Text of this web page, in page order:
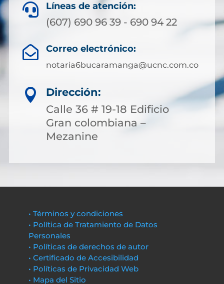
 Líneas de atención:
(607) 690 96 39 - 690 94 22
 Correo electrónico:
notaria6bucaramanga@ucnc.com.co

Dirección:
Calle 36 # 19-18 Edificio
Gran colombiana –
Mezanine
• Términos y condiciones
• Política de Tratamiento de Datos
Personales
• Políticas de derechos de autor
• Certificado de Accesibilidad
• Políticas de Privacidad Web
• Mapa del Sitio